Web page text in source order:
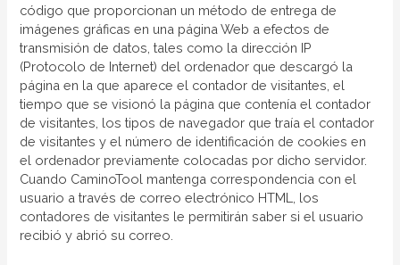
código que proporcionan un método de entrega de
imágenes gráficas en una página Web a efectos de
transmisión de datos, tales como la dirección IP
(Protocolo de Internet) del ordenador que descargó la
página en la que aparece el contador de visitantes, el
tiempo que se visionó la página que contenía el contador
de visitantes, los tipos de navegador que traía el contador
de visitantes y el número de identificación de cookies en
el ordenador previamente colocadas por dicho servidor.
Cuando CaminoTool mantenga correspondencia con el
usuario a través de correo electrónico HTML, los
contadores de visitantes le permitirán saber si el usuario
recibió y abrió su correo.